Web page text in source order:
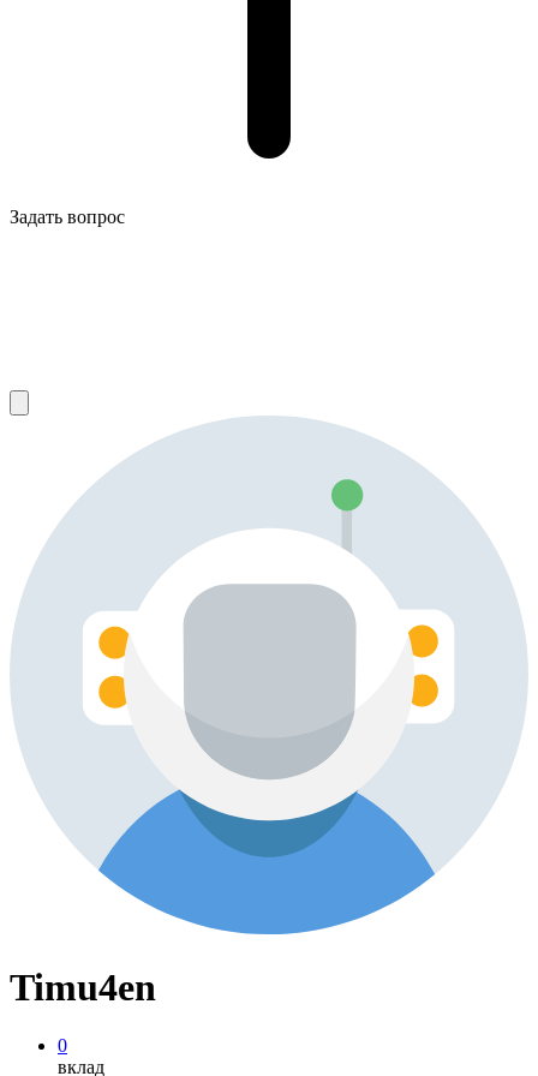
Задать вопрос
Timu4en
0
вклад